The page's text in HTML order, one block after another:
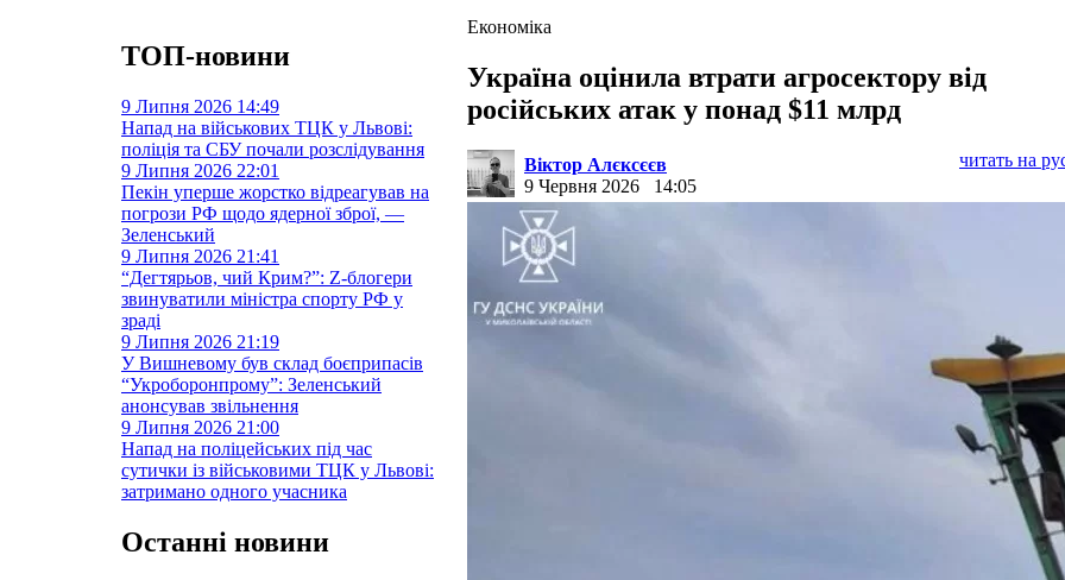
Економіка
Україна оцінила втрати агросектору від
російських атак у понад $11 млрд
Віктор Алєксєєв
9 Червня 2026
14:05
читать на
ТОП-новини
9 Липня 2026 14:49
Напад на військових ТЦК у Львові:
поліція та СБУ почали розслідування
9 Липня 2026 22:01
Пекін уперше жорстко відреагував на
погрози РФ щодо ядерної зброї, —
Зеленський
9 Липня 2026 21:41
“Дегтярьов, чий Крим?”: Z-блогери
звинуватили міністра спорту РФ у
зраді
9 Липня 2026 21:19
У Вишневому був склад боєприпасів
“Укроборонпрому”: Зеленський
анонсував звільнення
9 Липня 2026 21:00
Напад на поліцейських під час
сутички із військовими ТЦК у Львові:
затримано одного учасника
Останні новини